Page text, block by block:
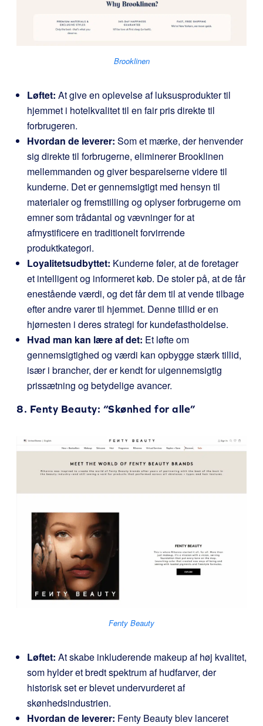
Brooklinen
Løftet: At give en oplevelse af luksusprodukter til
hjemmet i hotelkvalitet til en fair pris direkte til
forbrugeren.
Hvordan de leverer: Som et mærke, der henvender
sig direkte til forbrugerne, eliminerer Brooklinen
mellemmanden og giver besparelserne videre til
kunderne. Det er gennemsigtigt med hensyn til
materialer og fremstilling og oplyser forbrugerne om
emner som trådantal og vævninger for at
afmystificere en traditionelt forvirrende
produktkategori.
Loyalitetsudbyttet: Kunderne føler, at de foretager
et intelligent og informeret køb. De stoler på, at de får
enestående værdi, og det får dem til at vende tilbage
efter andre varer til hjemmet. Denne tillid er en
hjørnesten i deres strategi for kundefastholdelse.
Hvad man kan lære af det: Et løfte om
gennemsigtighed og værdi kan opbygge stærk tillid,
især i brancher, der er kendt for uigennemsigtig
prissætning og betydelige avancer.
8. Fenty Beauty: “Skønhed for alle”
Fenty Beauty
Løftet: At skabe inkluderende makeup af høj kvalitet,
som hylder et bredt spektrum af hudfarver, der
historisk set er blevet undervurderet af
skønhedsindustrien.
Hvordan de leverer: Fenty Beauty blev lanceret